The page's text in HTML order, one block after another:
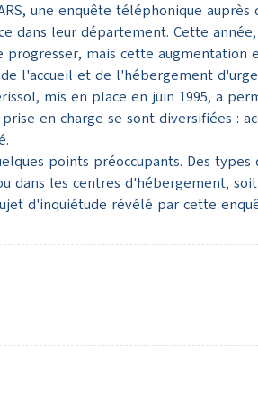
une enquête téléphonique
dans leur département. Cette
mais cette
l'accueil et de l'hébergement
mis en place en juin 1995, a
en charge se sont diversifiées :
points préoccupants. Des
les centres d'hébergement,
d'inquiétude révélé par cette